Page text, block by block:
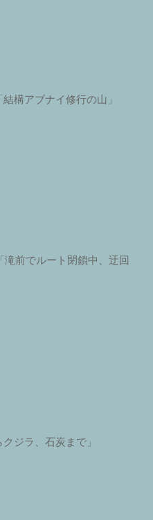
構アブナイ修行の山」
滝前でルート閉鎖中、迂回
ジラ、石炭まで」